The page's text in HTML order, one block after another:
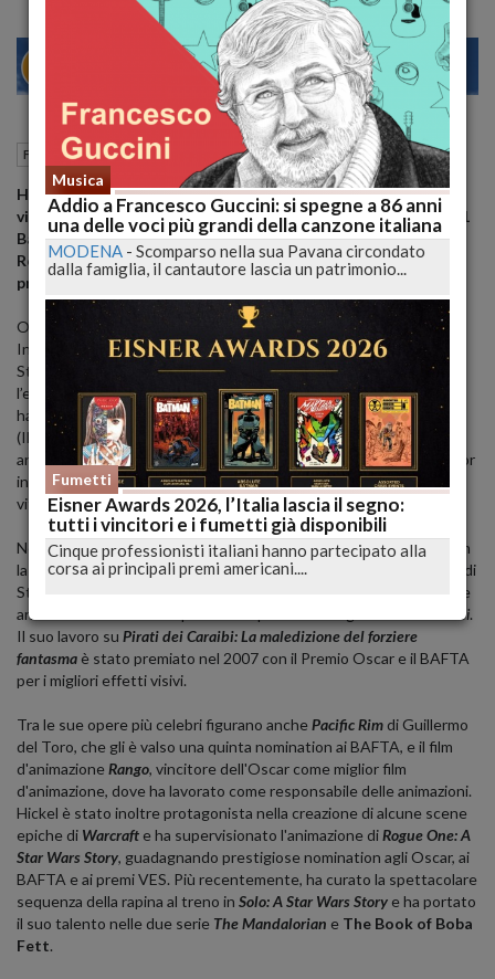
28 30
Fumetti Roma (RM) 30 Gennaio 2025 17:28
Hal Hickel, uno dei maggiori maestri dell’animazione e dei
visual effects americani, vincitore di 1 premio Oscar, 2 Emmy, 1
Bafta e 2 Saturn Award, sarà celebrato con l’assegnazione del
Romics d’Oro durante la 34^ edizione del Festival, in
programma dal 3 al 6 aprile 2025 a Fiera Roma.
Originario di Portland, Oregon, Hickel si è formato al California
Institute of the Arts e ha iniziato la sua carriera ai Will Vinton
Studios come clay animator e supervisore di animatroniche. Dopo
l’esperienza in Pixar come animatore del primoToy Story, nel 1996
ha trovato il suo posto definitivo nella Industrial Light & Magic
(ILM) di George Lucas dove è passato rapidamente dal ruolo di
animatore inJurassic Park:Il mondo perdutoa quello di lead animator
in
Star Wars: Episodio I - La minaccia fantasma, contribuendo a dare
vita ad alcuni dei personaggi più iconici della saga.
Nel 2000 è stato promosso animation supervisor collaborando con
la leggenda dei visual fx Dennis Muren inA.I. Artificial Intelligence
di
Steven Spielberg e poi in
, e
ancora in
Pirati dei Caraibi.
Il suo lavoro su Pirati dei Caraibi: La maledizione del forziere
fantasma è stato premiato nel 2007 con il Premio Oscar e il BAFTA
per i migliori effetti visivi.
Tra le sue opere più celebri figurano anche Pacific Rim di Guillermo
del Toro, che gli è valso una quinta nomination ai BAFTA, e il film
d'animazione Rango, vincitore dell'Oscar come miglior film
d'animazione, dove ha lavorato come responsabile delle animazioni.
Hickel è stato inoltre protagonista nella creazione di alcune scene
epiche di Warcraft e ha supervisionato l'animazione diRogue One: A
Star Wars Story, guadagnando prestigiose nomination agli Oscar, ai
BAFTA e ai premi VES. Più recentemente, ha curato la spettacolare
sequenza della rapina al treno in Solo: A Star Wars Story e ha portato
il suo talento nelle due serie The Mandalorian e The Book of Boba
Fett.
Musica
Addio a Francesco Guccini: si spegne a 86 anni
una delle voci più grandi della canzone italiana
MODENA - Scomparso nella sua Pavana circondato
dalla famiglia, il cantautore lascia un patrimonio...
Fumetti
Eisner Awards 2026, l’Italia lascia il segno:
tutti i vincitori e i fumetti già disponibili
Cinque professionisti italiani hanno partecipato alla
corsa ai principali premi americani....